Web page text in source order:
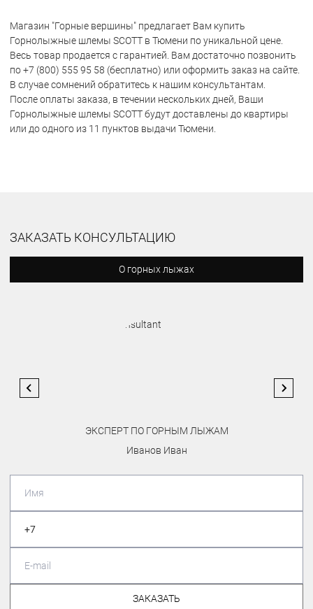
Магазин "Горные вершины" предлагает Вам купить
Горнолыжные шлемы SCOTT в Тюмени по уникальной цене.
Весь товар продается с гарантией. Вам достаточно позвонить
по +7 (800) 555 95 58 (бесплатно) или оформить заказ на сайте.
В случае сомнений обратитесь к нашим консультантам.
После оплаты заказа, в течении нескольких дней, Ваши
Горнолыжные шлемы SCOTT будут доставлены до квартиры
или до одного из 11 пунктов выдачи Тюмени.
ЗАКАЗАТЬ КОНСУЛЬТАЦИЮ
О горных лыжах
ЭКСПЕРТ ПО ГОРНЫМ ЛЫЖАМ
Иванов Иван
ЗАКАЗАТЬ